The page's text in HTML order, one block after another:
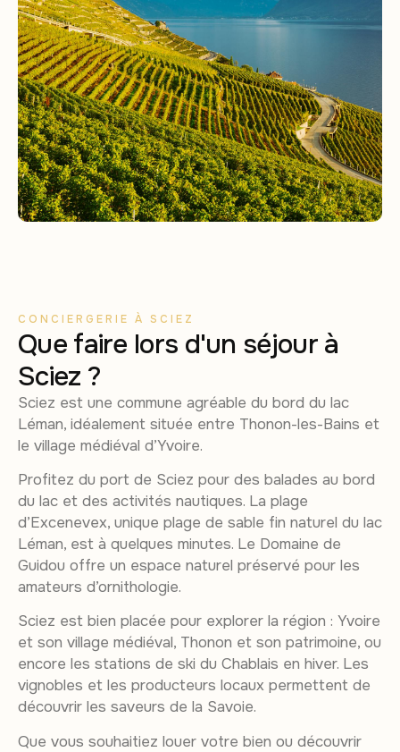
CONCIERGERIE À SCIEZ
Que faire lors d'un séjour à
Sciez ?
Sciez est une commune agréable du bord du lac
Léman, idéalement située entre Thonon-les-Bains et
le village médiéval d’Yvoire.
Profitez du port de Sciez pour des balades au bord
du lac et des activités nautiques. La plage
d’Excenevex, unique plage de sable fin naturel du lac
Léman, est à quelques minutes. Le Domaine de
Guidou offre un espace naturel préservé pour les
amateurs d’ornithologie.
Sciez est bien placée pour explorer la région : Yvoire
et son village médiéval, Thonon et son patrimoine, ou
encore les stations de ski du Chablais en hiver. Les
vignobles et les producteurs locaux permettent de
découvrir les saveurs de la Savoie.
Que vous souhaitiez louer votre bien ou découvrir